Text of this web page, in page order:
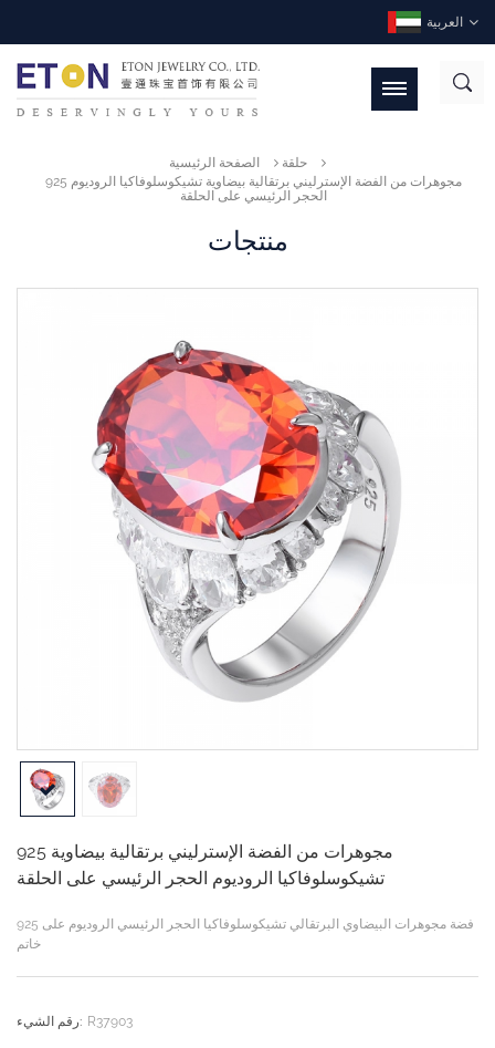
العربية
الصفحة الرئيسية
حلقة
925 مجوهرات من الفضة الإسترليني برتقالية بيضاوية تشيكوسلوفاكيا الروديوم
الحجر الرئيسي على الحلقة
منتجات
925 مجوهرات من الفضة الإسترليني برتقالية بيضاوية
تشيكوسلوفاكيا الروديوم الحجر الرئيسي على الحلقة
925 فضة مجوهرات البيضاوي البرتقالي تشيكوسلوفاكيا الحجر الرئيسي الروديوم على
خاتم
رقم الشيء: R37903